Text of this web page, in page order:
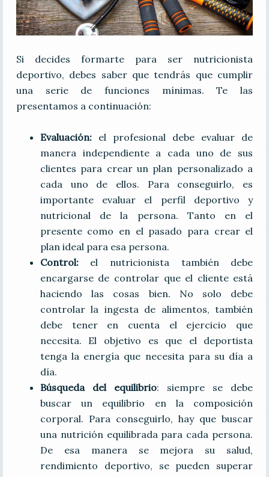
Si decides formarte para ser nutricionista
deportivo, debes saber que tendrás que cumplir
una serie de funciones mínimas. Te las
presentamos a continuación:
Evaluación:el profesional debe evaluar de
manera independiente a cada uno de sus
clientes para crear un plan personalizado a
cada uno de ellos. Para conseguirlo, es
importante evaluar el perfil deportivo y
nutricional de la persona. Tanto en el
presente como en el pasado para crear el
plan ideal para esa persona.
Control:el nutricionista también debe
encargarse de controlar que el cliente está
haciendo las cosas bien. No solo debe
controlar la ingesta de alimentos, también
debe tener en cuenta el ejercicio que
necesita. El objetivo es que el deportista
tenga la energía que necesita para su día a
día.
Búsqueda del equilibrio: siempre se debe
buscar un equilibrio en la composición
corporal. Para conseguirlo, hay que buscar
una nutrición equilibrada para cada persona.
De esa manera se mejora su salud,
rendimiento deportivo, se pueden superar